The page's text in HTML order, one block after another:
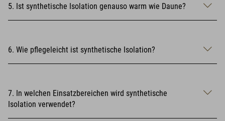
5. Ist synthetische Isolation genauso warm wie Daune?
6. Wie pflegeleicht ist synthetische Isolation?
7. In welchen Einsatzbereichen wird synthetische
Isolation verwendet?